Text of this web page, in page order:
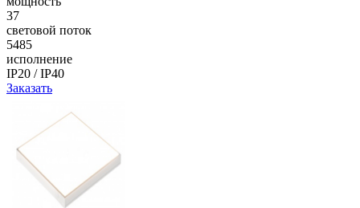
37
световой поток
5485
исполнение
IP20 / IP40
Заказать